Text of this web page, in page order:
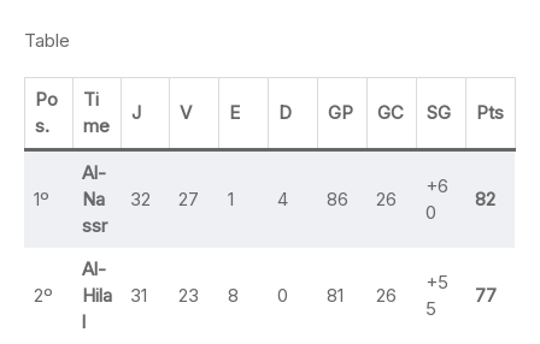
Table
Po
s.
Ti
me
J V E D GP GC SG Pts
1º
Al-
Na
ssr
32 27 1 4 86 26
+6
0
82
2º
Al-
Hila
l
31 23 8 0 81 26
+5
5
77